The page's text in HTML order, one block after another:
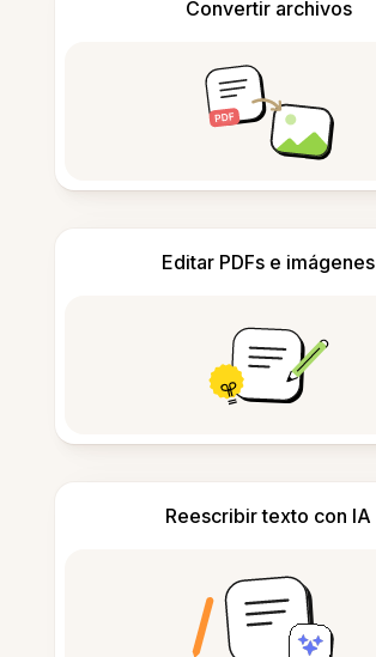
Convertir archivos
Editar PDFs e imágenes
Reescribir texto con IA